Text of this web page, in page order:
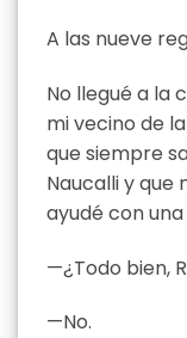
A las nueve
No llegué a la
mi vecino de
que siempre
Naucalli y que
ayudé con
—¿Todo bien,
—No.